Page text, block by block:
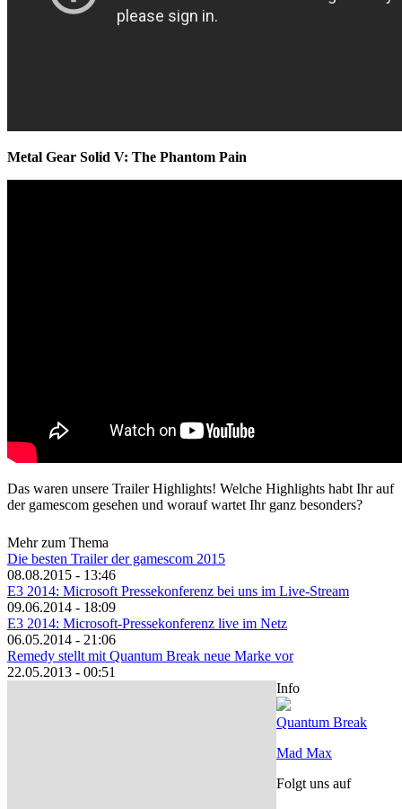
Metal Gear Solid V: The Phantom Pain
Das waren unsere Trailer Highlights! Welche Highlights habt Ihr auf
der gamescom gesehen und worauf wartet Ihr ganz besonders?
Mehr zum Thema
Die besten Trailer der gamescom 2015
08.08.2015 - 13:46
E3 2014: Microsoft Pressekonferenz bei uns im Live-Stream
09.06.2014 - 18:09
E3 2014: Microsoft-Pressekonferenz live im Netz
06.05.2014 - 21:06
Remedy stellt mit Quantum Break neue Marke vor
22.05.2013 - 00:51
Info
Quantum Break
Mad Max
Folgt uns auf